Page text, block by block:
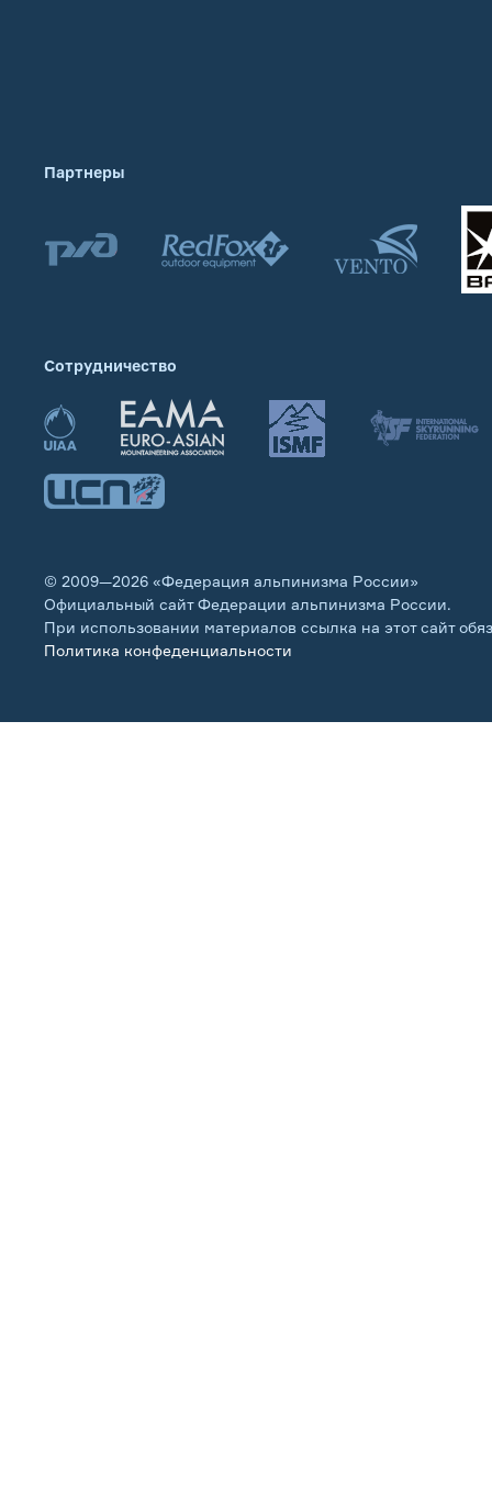
Партнеры
Сотрудничество
© 2009—2026 «Федерация альпинизма России»
Официальный сайт Федерации альпинизма России.
При использовании материалов ссылка на этот сайт
Политика конфеденциальности